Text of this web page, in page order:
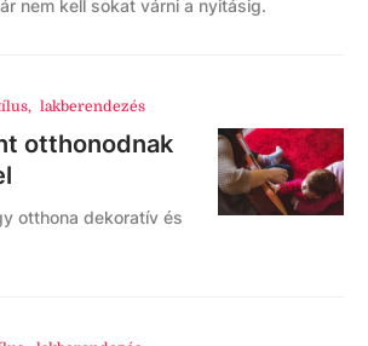
nem kell sokat várni a nyitásig.
, lakberendezés
otthonodnak
otthona dekoratív és